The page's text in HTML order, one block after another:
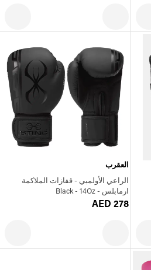
العقرب
الراعي الأولمبي - قفازات الملاكمة
ارمابلس - Black - 14Oz
AED 278